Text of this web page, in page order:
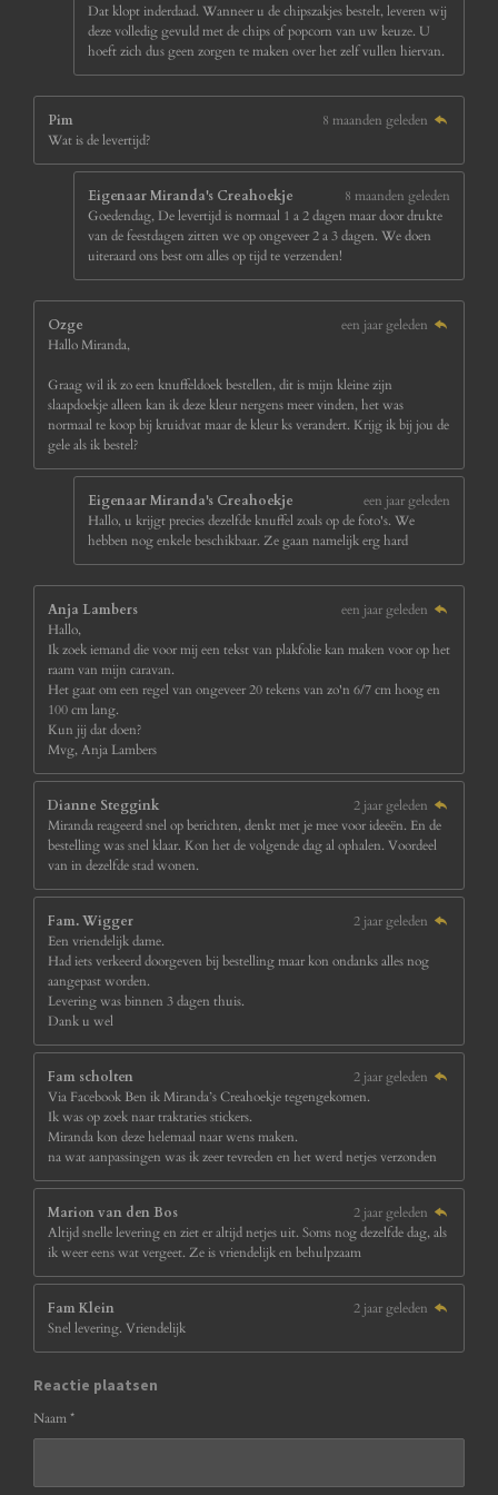
Dat klopt inderdaad. Wanneer u de chipszakjes bestelt, leveren wij
deze volledig gevuld met de chips of popcorn van uw keuze. U
hoeft zich dus geen zorgen te maken over het zelf vullen hiervan.
Pim
8 maanden geleden
Wat is de levertijd?
Eigenaar Miranda's Creahoekje
8 maanden geleden
Goedendag, De levertijd is normaal 1 a 2 dagen maar door drukte
van de feestdagen zitten we op ongeveer 2 a 3 dagen. We doen
uiteraard ons best om alles op tijd te verzenden!
Ozge
een jaar geleden
Hallo Miranda,
Graag wil ik zo een knuffeldoek bestellen, dit is mijn kleine zijn
slaapdoekje alleen kan ik deze kleur nergens meer vinden, het was
normaal te koop bij kruidvat maar de kleur ks verandert. Krijg ik bij jou de
gele als ik bestel?
Eigenaar Miranda's Creahoekje
een jaar geleden
Hallo, u krijgt precies dezelfde knuffel zoals op de foto's. We
hebben nog enkele beschikbaar. Ze gaan namelijk erg hard
Anja Lambers
een jaar geleden
Hallo,
Ik zoek iemand die voor mij een tekst van plakfolie kan maken voor op het
raam van mijn caravan.
Het gaat om een regel van ongeveer 20 tekens van zo'n 6/7 cm hoog en
100 cm lang.
Kun jij dat doen?
Mvg, Anja Lambers
Dianne Steggink
2 jaar geleden
Miranda reageerd snel op berichten, denkt met je mee voor ideeën. En de
bestelling was snel klaar. Kon het de volgende dag al ophalen. Voordeel
van in dezelfde stad wonen.
Fam. Wigger
2 jaar geleden
Een vriendelijk dame.
Had iets verkeerd doorgeven bij bestelling maar kon ondanks alles nog
aangepast worden.
Levering was binnen 3 dagen thuis.
Dank u wel
Fam scholten
2 jaar geleden
Via Facebook Ben ik Miranda’s Creahoekje tegengekomen.
Ik was op zoek naar traktaties stickers.
Miranda kon deze helemaal naar wens maken.
na wat aanpassingen was ik zeer tevreden en het werd netjes verzonden
Marion van den Bos
2 jaar geleden
Altijd snelle levering en ziet er altijd netjes uit. Soms nog dezelfde dag, als
ik weer eens wat vergeet. Ze is vriendelijk en behulpzaam
Fam Klein
2 jaar geleden
Snel levering. Vriendelijk
Reactie plaatsen
Naam *